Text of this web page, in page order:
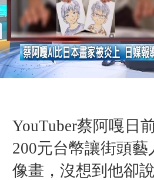
YouTuber蔡阿嘎日
200元台幣讓街頭藝
像畫，沒想到他卻